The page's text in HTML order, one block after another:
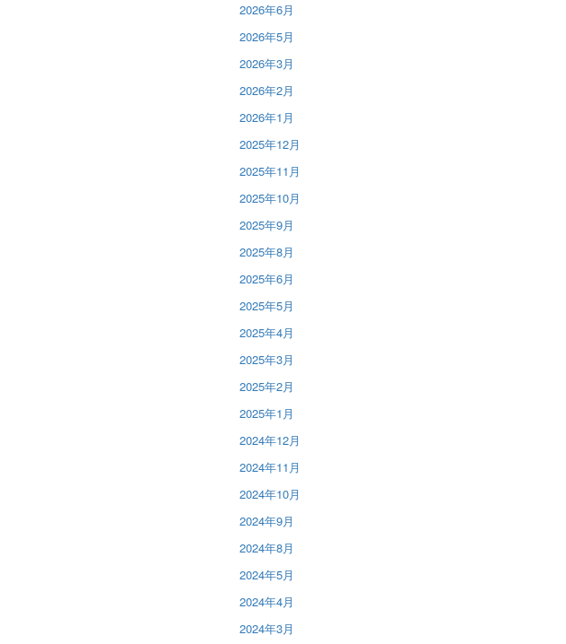
2026年6月
2026年5月
2026年3月
2026年2月
2026年1月
2025年12月
2025年11月
2025年10月
2025年9月
2025年8月
2025年6月
2025年5月
2025年4月
2025年3月
2025年2月
2025年1月
2024年12月
2024年11月
2024年10月
2024年9月
2024年8月
2024年5月
2024年4月
2024年3月